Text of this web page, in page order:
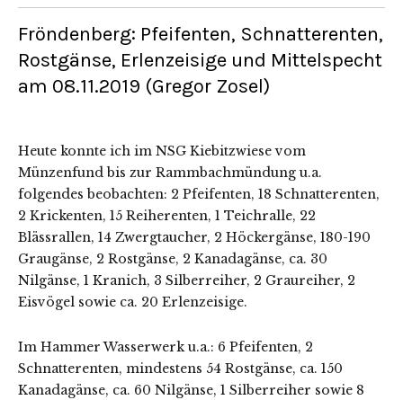
Fröndenberg: Pfeifenten, Schnatterenten,
Rostgänse, Erlenzeisige und Mittelspecht
am 08.11.2019 (Gregor Zosel)
Heute konnte ich im NSG Kiebitzwiese vom
Münzenfund bis zur Rammbachmündung u.a.
folgendes beobachten: 2 Pfeifenten, 18 Schnatterenten,
2 Krickenten, 15 Reiherenten, 1 Teichralle, 22
Blässrallen, 14 Zwergtaucher, 2 Höckergänse, 180-190
Graugänse, 2 Rostgänse, 2 Kanadagänse, ca. 30
Nilgänse, 1 Kranich, 3 Silberreiher, 2 Graureiher, 2
Eisvögel sowie ca. 20 Erlenzeisige.
Im Hammer Wasserwerk u.a.: 6 Pfeifenten, 2
Schnatterenten, mindestens 54 Rostgänse, ca. 150
Kanadagänse, ca. 60 Nilgänse, 1 Silberreiher sowie 8